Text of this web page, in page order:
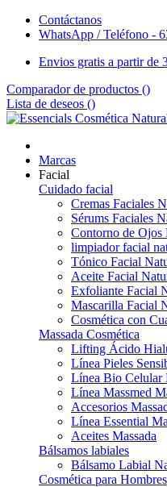
Contáctanos
WhatsApp / Teléfono -
Envios gratis a partir de
Comparador de productos ()
Lista de deseos ()
Marcas
Facial
Cuidado facial
Cremas Faciales
Sérums Faciales
Contorno de Ojos
limpiador facial
Tónico Facial
Aceite Facial
Exfoliante Facial
Mascarilla Facial
Cosmética con
Massada Cosmética
Lifting Ácido
Línea Pieles
Línea Bio Celular
Línea Massmed
Accesorios
Línea Essential
Aceites Massada
Bálsamos labiales
Bálsamo Labial
Cosmética para Hombres